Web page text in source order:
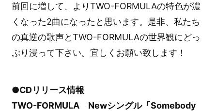
前回に増して、よりTWO-FORMULAの特色が濃
くなった2曲になったと思います。是非、私たち
の真逆の歌声とTWO-FORMULAの世界観にどっ
ぷり浸って下さい。宜しくお願い致します！
●CDリリース情報
TWO-FORMULA Newシングル「Somebody